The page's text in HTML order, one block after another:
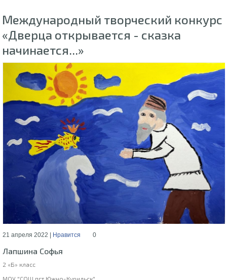
Международный творческий конкурс
«Дверца открывается - сказка
начинается...»
21 апреля 2022 | Нравится 0
Лапшина Софья
2 «Б» класс
МОУ "СОШ пгт Южно-Курильск"